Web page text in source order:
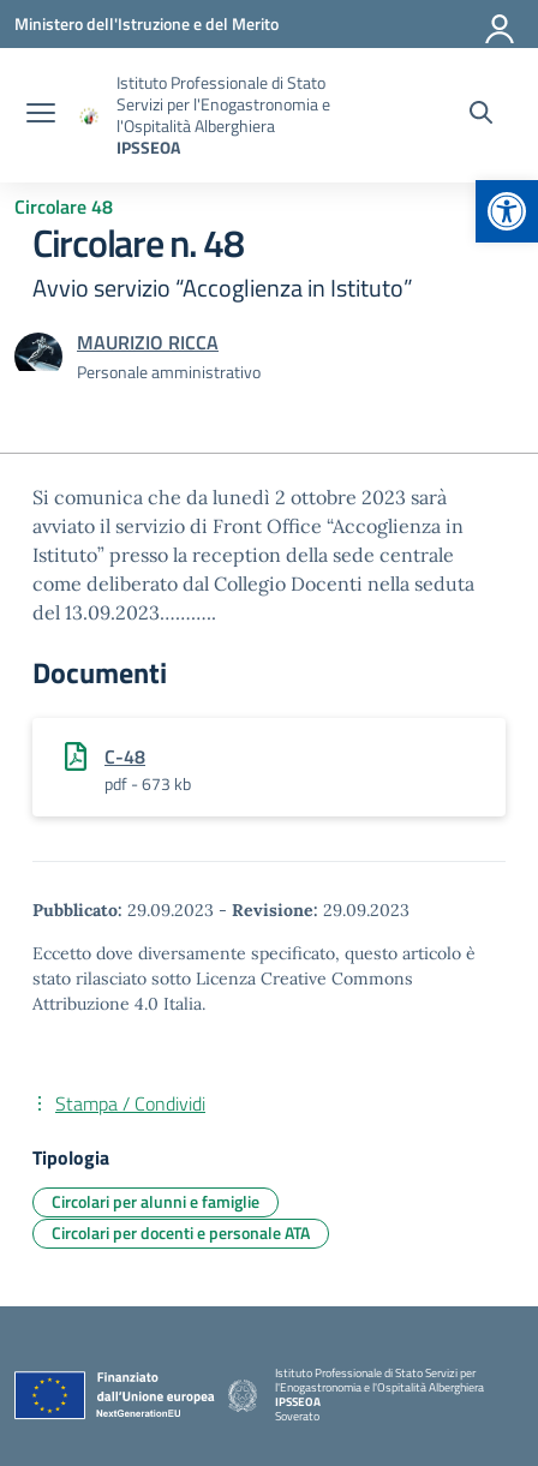
Vai ai contenuti
Vai al menu di navigazione
Vai al footer
Ministero dell'Istruzione e del Merito
Istituto Professionale di Stato
Servizi per l'Enogastronomia e
l'Ospitalità Alberghiera
IPSSEOA
Circolare 48
Circolare n. 48
Avvio servizio “Accoglienza in Istituto”
MAURIZIO RICCA
Personale amministrativo
Si comunica che da lunedì 2 ottobre 2023 sarà
avviato il servizio di Front Office “Accoglienza in
Istituto” presso la reception della sede centrale
come deliberato dal Collegio Docenti nella seduta
del 13.09.2023………..
Documenti
C-48
pdf - 673 kb
Pubblicato: 29.09.2023 - Revisione: 29.09.2023
Eccetto dove diversamente specificato, questo articolo è
stato rilasciato sotto Licenza Creative Commons
Attribuzione 4.0 Italia.
Stampa / Condividi
Tipologia
Circolari per alunni e famiglie
Circolari per docenti e personale ATA
Istituto Professionale di Stato Servizi per
l'Enogastronomia e l'Ospitalità Alberghiera
IPSSEOA
Soverato